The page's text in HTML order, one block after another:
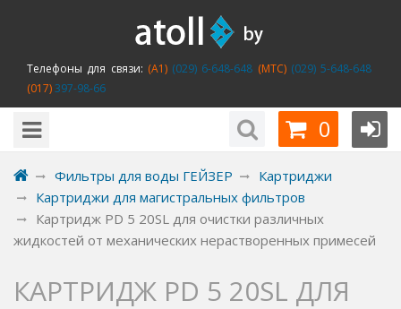
Телефоны для связи: (A1)(029) 6-648-648 (MTC)(029) 5-648-648
(017)397-98-66
0
Фильтры для воды ГЕЙЗЕР
Картриджи
Картриджи для магистральных фильтров
Картридж PD 5 20SL для очистки различных
жидкостей от механических нерастворенных примесей
КАРТРИДЖ PD 5 20SL ДЛЯ